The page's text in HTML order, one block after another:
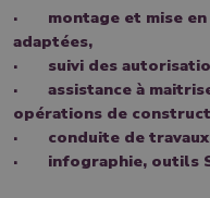
· montage et mise en
adaptées,
· suivi des
· assistance à
opérations de
· conduite de
· infographie, outils